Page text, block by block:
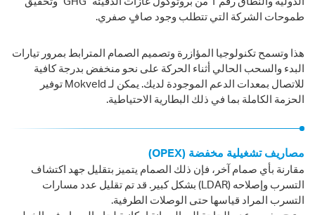
طموحات الشركة التي تتطلب وجود صافٍ صفري.
هذا وتسمح تكنولوجيا المؤازرة وتصميم الصمام المترابط بمرور تيارات
البدء والسحب الحالي أثناء الحركة على نحو منخفض بدرجة كافية
للاتصال بمعدات الدعم الموجودة لديك. يمكن لـ Mokveld توفير
الحزمة الكاملة بما في ذلك البطارية الاحتياطية.
مصاريف تشغيلية مخفضة (OPEX)
مقارنة بأي صمام آخر، فإن ذلك الصمام يتميز بتقليل جهد اكتشاف
التسرب وإصلاحه (LDAR) بشكل كبير. قد تم تقليل عدد مسارات
التسرب المراد قياسها حتى الوصلات الطرفية.